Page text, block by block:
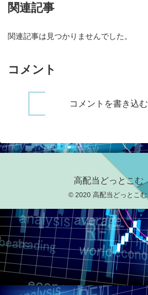
関連記事
関連記事は見つかりませんでした。
コメント
コメントを書き込む
高配当どっとこむ
© 2020 高配当どっとこむ.